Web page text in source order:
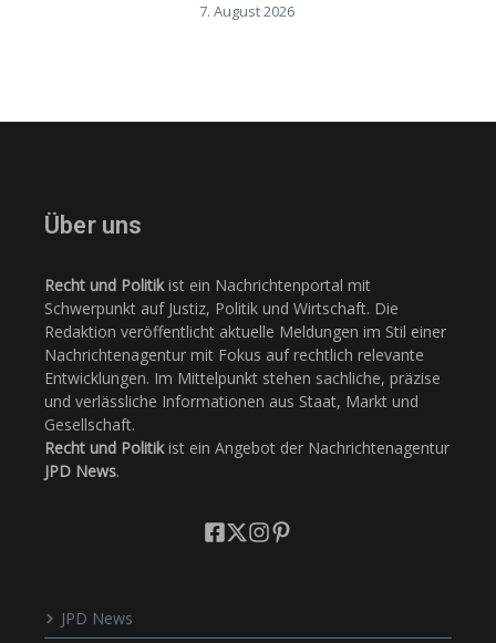
7. August 2026
Über uns
Recht und Politikist ein Nachrichtenportal mit
Schwerpunkt auf Justiz, Politik und Wirtschaft. Die
Redaktion veröffentlicht aktuelle Meldungen im Stil einer
Nachrichtenagentur mit Fokus auf rechtlich relevante
Entwicklungen. Im Mittelpunkt stehen sachliche, präzise
und verlässliche Informationen aus Staat, Markt und
Gesellschaft.
Recht und Politikist ein Angebot der Nachrichtenagentur
JPD News.
JPD News